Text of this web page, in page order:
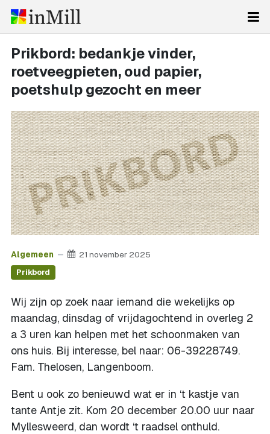
Prikbord: bedankje vinder,
roetveegpieten, oud papier,
poetshulp gezocht en meer
Algemeen 21 november 2025
Prikbord
Wij zijn op zoek naar iemand die wekelijks op
maandag, dinsdag of vrijdagochtend in overleg 2
a 3 uren kan helpen met het schoonmaken van
ons huis. Bij interesse, bel naar: 06-39228749.
Fam. Thelosen, Langenboom.
Bent u ook zo benieuwd wat er in ‘t kastje van
tante Antje zit. Kom 20 december 20.00 uur naar
Myllesweerd, dan wordt ‘t raadsel onthuld.